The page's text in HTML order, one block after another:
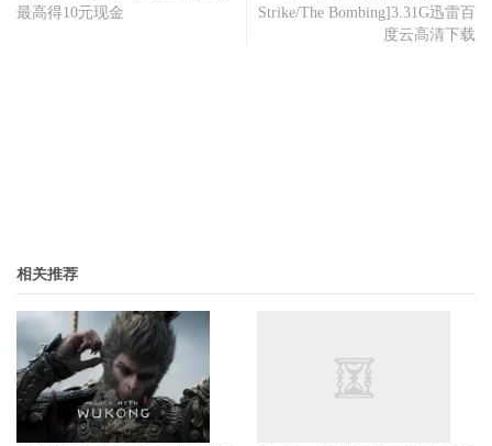
最高得10元现金
Strike/The Bombing]3.31G迅雷百
度云高清下载
相关推荐